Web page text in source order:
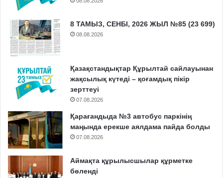
8 ТАМЫЗ, СЕНБІ, 2026 ЖЫЛ №85 (23 699)
08.08.2026
Қазақстандықтар Құрылтай сайлауынан
жақсылық күтеді – қоғамдық пікір
зерттеуі
07.08.2026
Қарағандыда №3 автобус паркінің
маңында ерекше аялдама пайда болды
07.08.2026
Аймақта құрылысшылар құрметке
бөленді